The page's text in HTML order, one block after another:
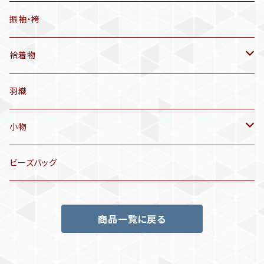
有松絞り浴衣(6～9月頃)
アンティーク帯
アンティーク仕立てかえ帯
名古屋帯
洒落袋帯
袋帯
振袖・袴
袷着物
アンティーク着物
リサイクル着物
訪問着、付下げ、色無地
リサイクル色無地
羽織
小物
帯揚げ
ビーズバッグ
商品一覧に戻る